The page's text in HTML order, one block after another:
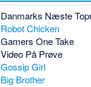
Danmarks Næste
Robot Chicken
Gamers One Take
Video På Prøve
Gossip Girl
Big Brother